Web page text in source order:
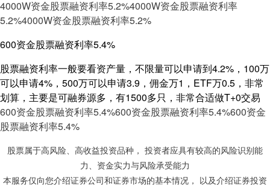
4000W资金股票融资利率5.2%4000W资金股票融资利率
5.2%4000W资金股票融资利率5.2%
600资金股票融资利率5.4%
股票融资利率一般要看资产量，不限量可以申请到4.2%，100万
可以申请4%，500万可以申请3.9，佣金万1，ETF万0.5，非常
划算，主要是可融券源多，有1500多只，非常合适做T+0交易
600资金股票融资利率5.4%600资金股票融资利率5.4%600资金
股票融资利率5.4%
股票属于高风险、高收益投资品种， 投资者应具有较高的风险识别能
力、资金实力与风险承受能力
本服务仅向您介绍证券公司和证券市场的基本情况， 以及介绍证券投资